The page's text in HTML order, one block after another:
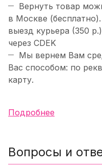
Вернуть товар
в Москве
выезд курьера (350
через CDEK
Мы вернем Вам
Вас способом: по
карту.
Подробнее
Вопросы и